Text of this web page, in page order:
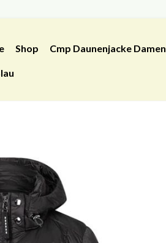
Shop Cmp Daunenjacke Damen